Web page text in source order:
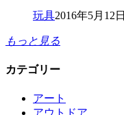
玩具2016年5月12日
もっと見る
カテゴリー
アート